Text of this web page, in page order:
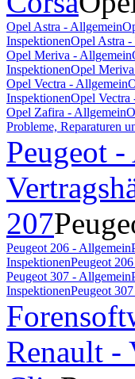
Opel Astra - Allgemein
InspektionenOpel Astra
Opel Meriva - Allgemein
InspektionenOpel
Opel Vectra - Allgemein
InspektionenOpel Vectra
Opel Zafira - Allgemein
Probleme, Reparaturen
Peugeot
207
Peugeot 206 - Allgemein
InspektionenPeugeot
Peugeot 307 - Allgemein
InspektionenPeugeot
Renault -